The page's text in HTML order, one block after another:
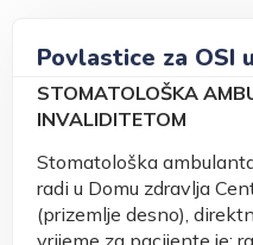
Povlastice za OSI
STOMATOLOŠKA
INVALIDITETOM
Stomatološka
radi u Domu zdravlja
(prizemlje desno),